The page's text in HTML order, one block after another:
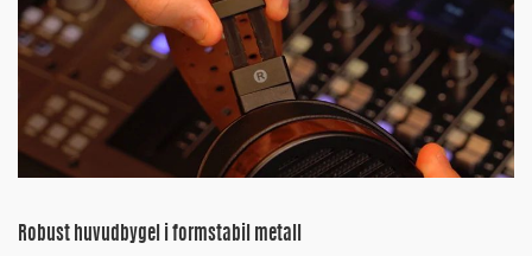
Robust huvudbygel i formstabil metall